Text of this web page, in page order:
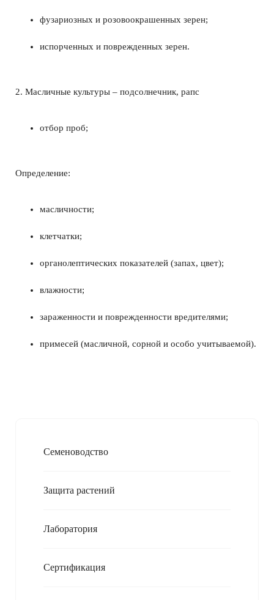
фузариозных и розовоокрашенных зерен;
испорченных и поврежденных зерен.
2. Масличные культуры – подсолнечник, рапс
отбор проб;
Определение:
масличности;
клетчатки;
органолептических показателей (запах, цвет);
влажности;
зараженности и поврежденности вредителями;
примесей (масличной, сорной и особо учитываемой).
Семеноводство
Защита растений
Лаборатория
Сертификация